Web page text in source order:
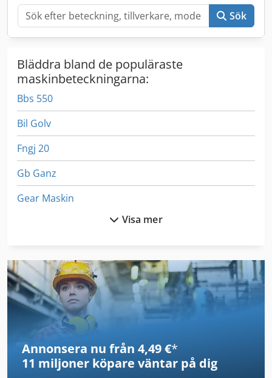
Sök
Bläddra bland de populäraste
maskinbeteckningarna:
Bbs 550
Bil Golv
Fngj 20
Gb Ganz
Gear Maskin
Gkt 60
Gn Behållare
Gws 25 230
Gx 11 Ff
Inredning Och Design
Visa mer
Annonsera nu från 4,49 €*
11 miljoner köpare väntar på dig